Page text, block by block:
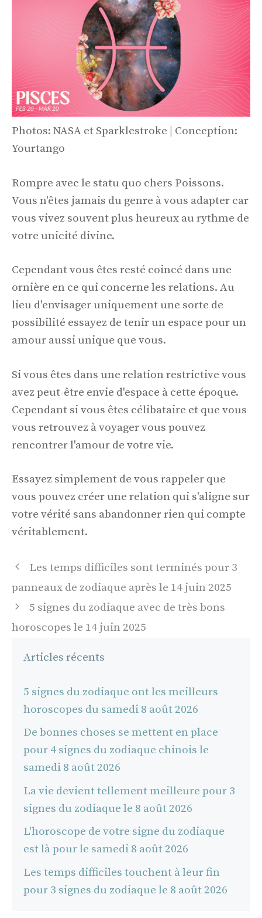
Photos: NASA et Sparklestroke | Conception:
Yourtango
Rompre avec le statu quo chers Poissons.
Vous n'êtes jamais du genre à vous adapter car
vous vivez souvent plus heureux au rythme de
votre unicité divine.
Cependant vous êtes resté coincé dans une
ornière en ce qui concerne les relations. Au
lieu d'envisager uniquement une sorte de
possibilité essayez de tenir un espace pour un
amour aussi unique que vous.
Si vous êtes dans une relation restrictive vous
avez peut-être envie d'espace à cette époque.
Cependant si vous êtes célibataire et que vous
vous retrouvez à voyager vous pouvez
rencontrer l'amour de votre vie.
Essayez simplement de vous rappeler que
vous pouvez créer une relation qui s'aligne sur
votre vérité sans abandonner rien qui compte
véritablement.
Navigation
Les temps difficiles sont terminés pour 3
panneaux de zodiaque après le 14 juin 2025
5 signes du zodiaque avec de très bons
horoscopes le 14 juin 2025
Articles récents
5 signes du zodiaque ont les meilleurs
horoscopes du samedi 8 août 2026
De bonnes choses se mettent en place
pour 4 signes du zodiaque chinois le
samedi 8 août 2026
La vie devient tellement meilleure pour 3
signes du zodiaque le 8 août 2026
L'horoscope de votre signe du zodiaque
est là pour le samedi 8 août 2026
Les temps difficiles touchent à leur fin
pour 3 signes du zodiaque le 8 août 2026